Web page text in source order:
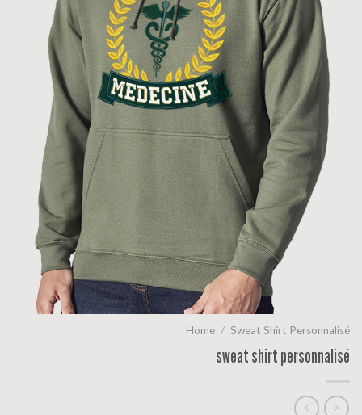
Home / Sweat Shirt Personnalisé
sweat shirt personnalisé